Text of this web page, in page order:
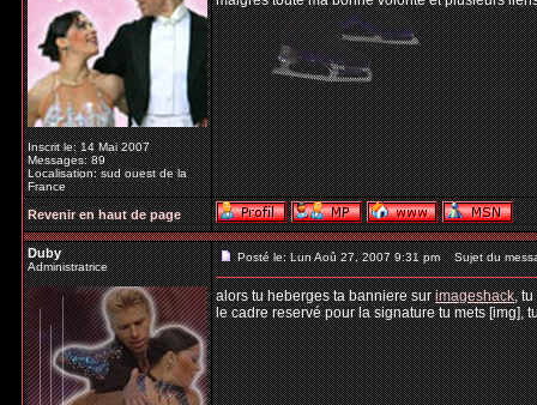
Inscrit le: 14 Mai 2007
Messages: 89
Localisation: sud ouest de la
France
Revenir en haut de page
Duby
Administratrice
Posté le: Lun Aoû 27, 2007 9:31 pm Sujet du
alors tu heberges ta banniere surimageshack,
le cadre reservé pour la signature tu mets [img],